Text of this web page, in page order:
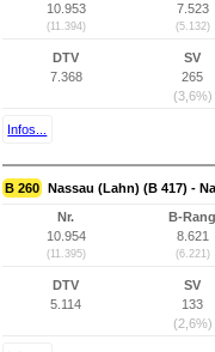
10.953
(11.394)
7.523
(5.132)
DTV
7.368
SV
265
(3,6%)
Infos...
B 260 Nassau (Lahn) (B 417) -
Nr.
10.954
(11.395)
B-Rang
8.621
(6.221)
DTV
5.114
SV
133
(2,6%)